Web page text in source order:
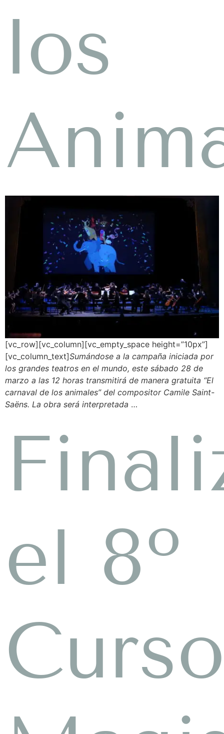
los
[vc_row][vc_column][vc_empty_space height=”10px”]
[vc_column_text]Sumándose a la campaña iniciada por
los grandes teatros en el mundo, este sábado 28 de
marzo a las 12 horas transmitirá de manera gratuita “El
carnaval de los animales” del compositor Camile Saint-
Saëns. La obra será interpretada …
el 8º